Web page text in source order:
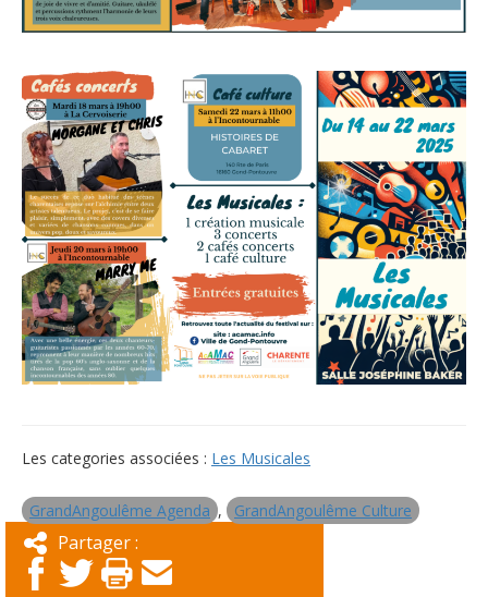
Les categories associées : Les Musicales
GrandAngoulême Agenda , GrandAngoulême Culture
Partager :